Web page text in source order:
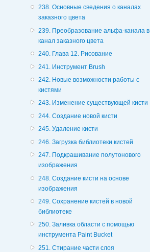
238. Основные сведения о каналах
заказного цвета
239. Преобразование альфа-канала в
канал заказного цвета
240. Глава 12. Рисование
241. Инструмент Brush
242. Новые возможности работы с
кистями
243. Изменение существующей кисти
244. Создание новой кисти
245. Удаление кисти
246. Загрузка библиотеки кистей
247. Подкрашивание полутонового
изображения
248. Создание кисти на основе
изображения
249. Сохранение кистей в новой
библиотеке
250. Заливка области с помощью
инструмента Paint Bucket
251. Стирание части слоя